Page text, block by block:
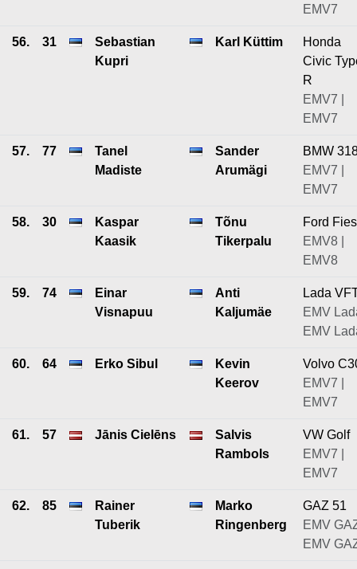
EMV7
56. 31
Sebastian
Kupri
Karl Küttim
Honda
Civic
R
EMV7 |
EMV7
57. 77
Tanel
Madiste
Sander
Arumägi
BMW
EMV7 |
EMV7
58. 30
Kaspar
Kaasik
Tõnu
Tikerpalu
Ford
EMV8 |
EMV8
59. 74
Einar
Visnapuu
Anti
Kaljumäe
Lada
EMV
EMV
60. 64 Erko Sibul
Kevin
Keerov
Volvo
EMV7 |
EMV7
61. 57 Jānis Cielēns
Salvis
Rambols
VW Golf
EMV7 |
EMV7
62. 85
Rainer
Tuberik
Marko
Ringenberg
GAZ 51
EMV
EMV